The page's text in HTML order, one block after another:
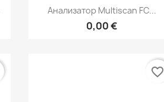
Быстрый просмотр
Анализатор Multiscan FC...
0,00 €
favorite_border